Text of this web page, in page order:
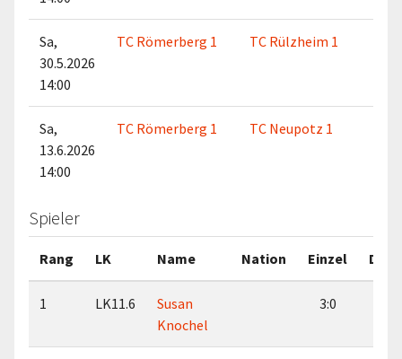
Sa,
30.5.2026
14:00
TC Römerberg 1 TC Rülzheim 1
Sa,
13.6.2026
14:00
TC Römerberg 1 TC Neupotz 1
Spieler
Rang LK Name Nation Einzel
1 LK11.6
Susan
Knochel
3:0